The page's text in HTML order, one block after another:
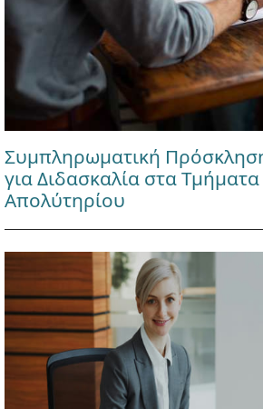
Συμπληρωματική
για Διδασκαλία στα Τμήματα
Απολύτηρίου